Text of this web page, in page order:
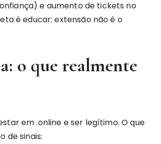
e aumento de tickets no
é educar: extensão não é o
o que realmente
em .online e ser legítimo. O que
de sinais: